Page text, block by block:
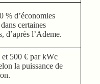
% d’économies
certaines
d’après l’Ademe.
et 500 € par kWc
la puissance de